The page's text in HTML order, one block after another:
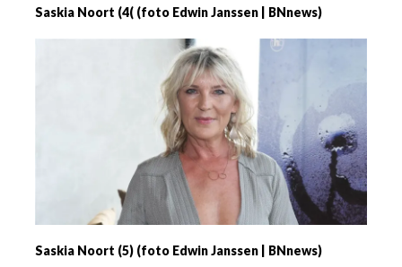
Saskia Noort (4( (foto Edwin Janssen | BNnews)
Saskia Noort (5) (foto Edwin Janssen | BNnews)